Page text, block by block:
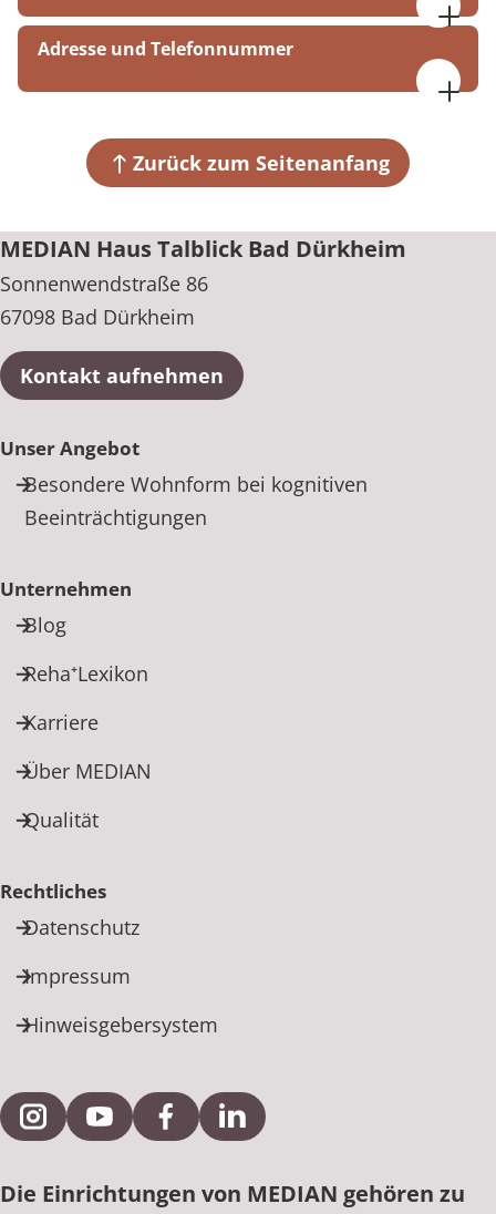
09:00 bis 16:00 Uhr
Adresse und Telefonnummer
67098 Bad DürkheimZurück zum Seitenanfang
MEDIAN Haus Talblick Bad Dürkheim
Sonnenwendstraße 86
67098 Bad Dürkheim
Kontakt aufnehmen
Unser Angebot
Besondere Wohnform bei kognitiven
Beeinträchtigungen
Unternehmen
Blog
Reha⁺Lexikon
Karriere
Über MEDIAN
Qualität
Rechtliches
Datenschutz
Impressum
Hinweisgebersystem
Externe Verlinkung zu Instagram
Externe Verlinkung zu YouTube
Externe Verlinkung zu Facebook
Externe Verlinkung zu
Die Einrichtungen von MEDIAN gehören zu